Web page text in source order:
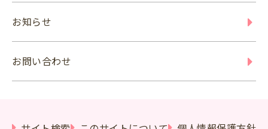
お知らせ
お問い合わせ